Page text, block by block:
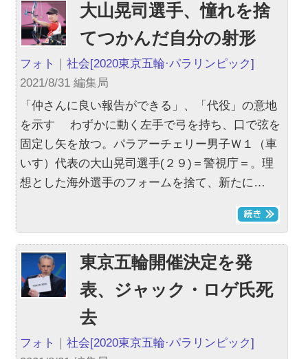
大山晃司選手、憧れを捨
てつかんだ自分の射形
フォト ｜社会[2020東京五輪·パラリンピック]
2021/8/31 編集局
「仲さんに良い報告ができる」、「代役」の意地
を示す わずかに動く左手で弓を持ち、口で弦を
固定し矢を放つ。パラアーチェリー男子Ｗ１（車
いす）代表の大山晃司選手(２９)＝警視庁＝。理
想とした海外選手のフォームを捨て、新たに…
東京五輪開催決定を発
表、ジャック・ロゲ氏死
去
フォト ｜社会[2020東京五輪·パラリンピック]